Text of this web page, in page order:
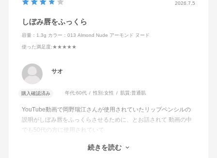
2026.7.5
しぼみ唇をふっくら
容量：1.3g カラー：013 Almond Nude アーモンド ヌード
使った満足度:★★★★★
サオ
購入確認済み 年代:60代 性別:女性 肌質:普通肌
YouTube動画で岡野瑞江さんが使用されていたリップペンシルの
説明がしぼみ唇をふっくらさせるために、とお話されて 動画の中
でも50代の方に使用されていて
続きを読む